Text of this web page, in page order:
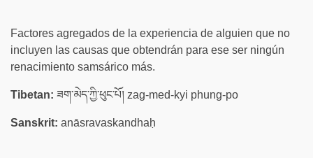
Factores agregados de la experiencia de alguien que no
incluyen las causas que obtendrán para ese ser ningún
renacimiento samsárico más.
Tibetan: ཟག་མེད་ཀྱི་ཕུང་པོ། zag-med-kyi phung-po
Sanskrit: anāsravaskandhaḥ